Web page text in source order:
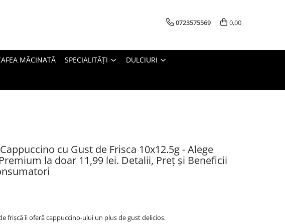
0723575569 0,00
MĂCINATĂ SPECIALITĂȚI DULCIURI
Cappuccino cu Gust de Frisca 10x12.5g - Alege
la doar 11,99 lei. Detalii, Preț și Beneficii
frişcă îi oferă cappuccino-ului un plus de gust delicios.